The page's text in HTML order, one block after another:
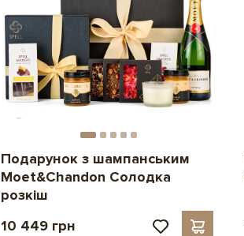
Подарунок з шампанським
Moet&Chandon Солодка
розкіш
10 449 грн